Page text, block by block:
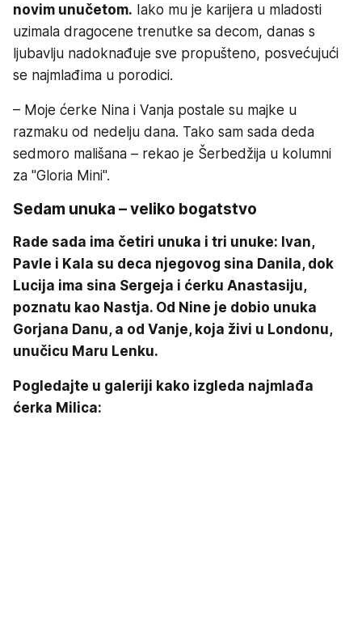
novim unučetom. Iako mu je karijera u mladosti
uzimala dragocene trenutke sa decom, danas s
ljubavlju nadoknađuje sve propušteno, posvećujući
se najmlađima u porodici.
– Moje ćerke Nina i Vanja postale su majke u
razmaku od nedelju dana. Tako sam sada deda
sedmoro mališana – rekao je Šerbedžija u kolumni
za "Gloria Mini".
Sedam unuka – veliko bogatstvo
Rade sada ima četiri unuka i tri unuke: Ivan,
Pavle i Kala su deca njegovog sina Danila, dok
Lucija ima sina Sergeja i ćerku Anastasiju,
poznatu kao Nastja. Od Nine je dobio unuka
Gorjana Danu, a od Vanje, koja živi u Londonu,
unučicu Maru Lenku.
Pogledajte u galeriji kako izgleda najmlađa
ćerka Milica: